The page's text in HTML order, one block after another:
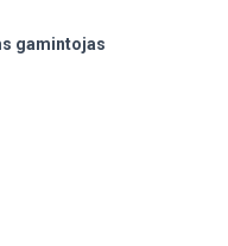
gamintojas